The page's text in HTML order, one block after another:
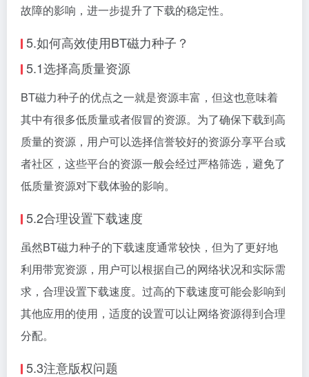
故障的影响，进一步提升了下载的稳定性。
5.如何高效使用BT磁力种子？
5.1选择高质量资源
BT磁力种子的优点之一就是资源丰富，但这也意味着
其中有很多低质量或者假冒的资源。为了确保下载到高
质量的资源，用户可以选择信誉较好的资源分享平台或
者社区，这些平台的资源一般会经过严格筛选，避免了
低质量资源对下载体验的影响。
5.2合理设置下载速度
虽然BT磁力种子的下载速度通常较快，但为了更好地
利用带宽资源，用户可以根据自己的网络状况和实际需
求，合理设置下载速度。过高的下载速度可能会影响到
其他应用的使用，适度的设置可以让网络资源得到合理
分配。
5.3注意版权问题